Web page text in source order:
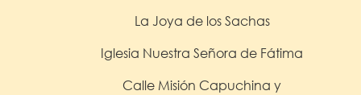
La Joya de los Sachas
Iglesia Nuestra Señora de Fátima
Calle Misión Capuchina y